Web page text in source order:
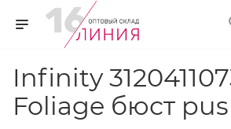
Infinity
Foliage бюст